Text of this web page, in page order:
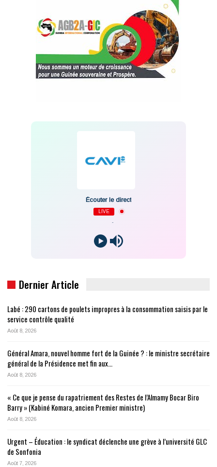
Écouter le direct
LIVE
Dernier Article
Labé : 290 cartons de poulets impropres à la consommation saisis par le
service contrôle qualité
Août 8, 2026
Général Amara, nouvel homme fort de la Guinée ? : le ministre secrétaire
général de la Présidence met fin aux…
Août 8, 2026
« Ce que je pense du rapatriement des Restes de l’Almamy Bocar Biro
Barry » (Kabiné Komara, ancien Premier ministre)
Août 8, 2026
Urgent – Éducation : le syndicat déclenche une grève à l’université GLC
de Sonfonia
Août 7, 2026